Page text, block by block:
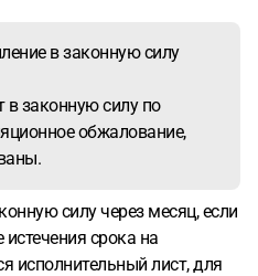
в законную силу
в законную силу по
обжалование,
силу через месяц, если
срока на
исполнительный лист, для